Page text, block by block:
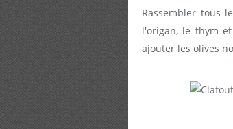
Rassembler tous
l'origan, le thym
ajouter les olives